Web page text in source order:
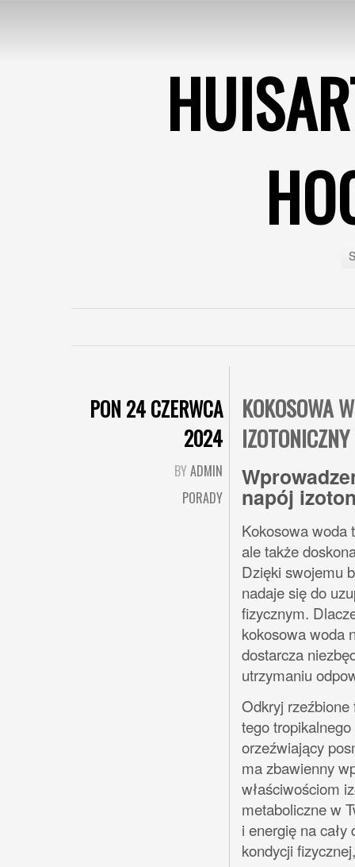
PON 24 CZERWCA
2024
BYADMIN
PORADY
KOKOSOWA
napój
Kokosowa woda
ale także
Dzięki swojemu
nadaje się do
fizycznym.
kokosowa woda
dostarcza
utrzymaniu
Odkryj
tego
orzeźwiający
ma zbawienny
właściwościom
metaboliczne w
i energię na
kondycji